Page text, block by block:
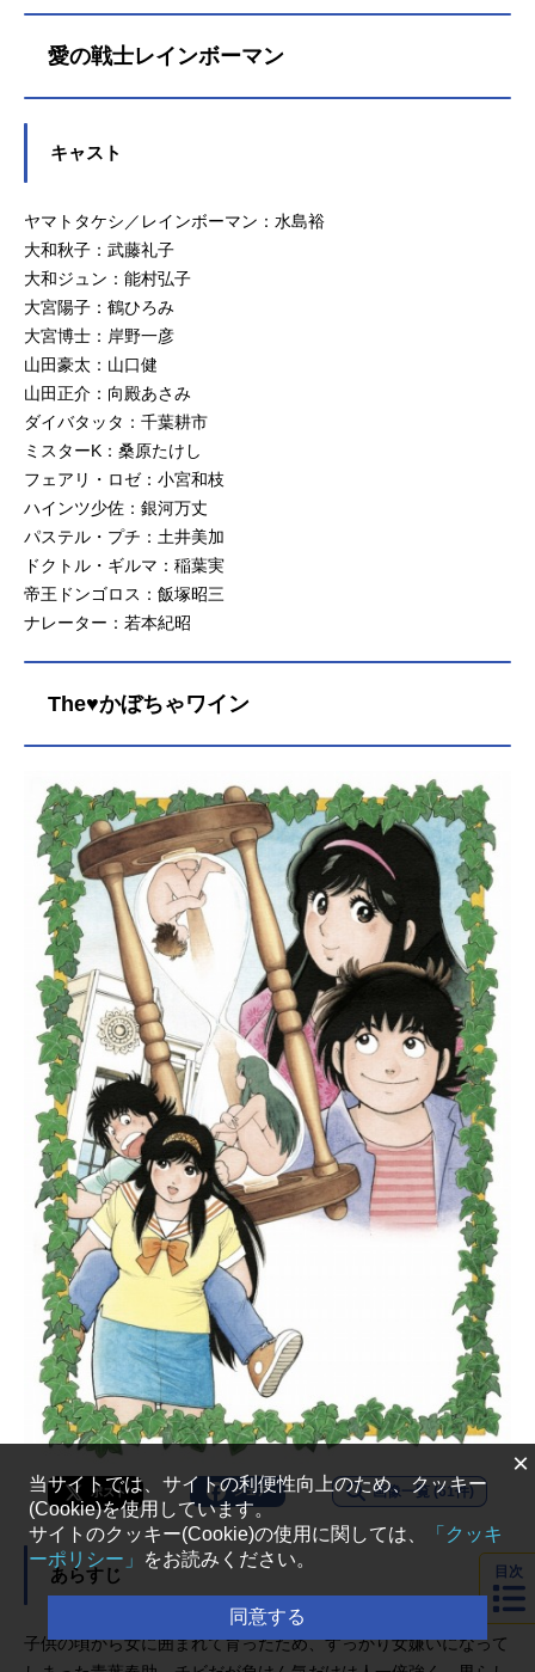
愛の戦士レインボーマン
キャスト
ヤマトタケシ／レインボーマン：水島裕
大和秋子：武藤礼子
大和ジュン：能村弘子
大宮陽子：鶴ひろみ
大宮博士：岸野一彦
山田豪太：山口健
山田正介：向殿あさみ
ダイバタッタ：千葉耕市
ミスターK：桑原たけし
フェアリ・ロゼ：小宮和枝
ハインツ少佐：銀河万丈
パステル・プチ：土井美加
ドクトル・ギルマ：稲葉実
帝王ドンゴロス：飯塚昭三
ナレーター：若本紀昭
The♥かぼちゃワイン
ポスト シェア 画像一覧 (61件)
あらすじ
子供の頃から女に囲まれて育ったため、すっかり女嫌いになって
目次
×
当サイトでは、サイトの利便性向上のため、クッキー
(Cookie)を使用しています。
サイトのクッキー(Cookie)の使用に関しては、
「クッキ
ーポリシー」
をお読みください。
同意する